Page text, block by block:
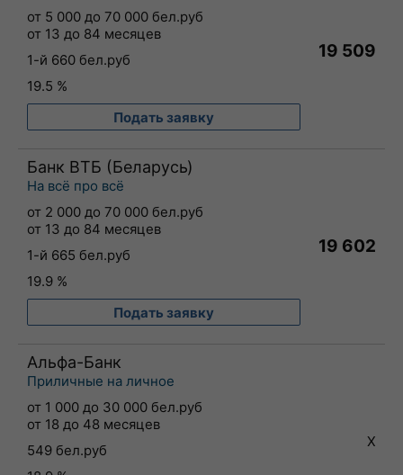
от 5 000 до 70 000 бел.руб
от 13 до 84 месяцев
1-й 660 бел.руб
19.5 %
Подать заявку
19 509
Банк ВТБ (Беларусь)
На всё про всё
от 2 000 до 70 000 бел.руб
от 13 до 84 месяцев
1-й 665 бел.руб
19.9 %
Подать заявку
19 602
Альфа-Банк
Приличные на личное
от 1 000 до 30 000 бел.руб
от 18 до 48 месяцев
549 бел.руб
X